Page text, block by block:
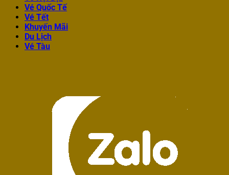
Vé Quốc Tế
Vé Tết
Khuyến Mãi
Du Lịch
Vé Tàu